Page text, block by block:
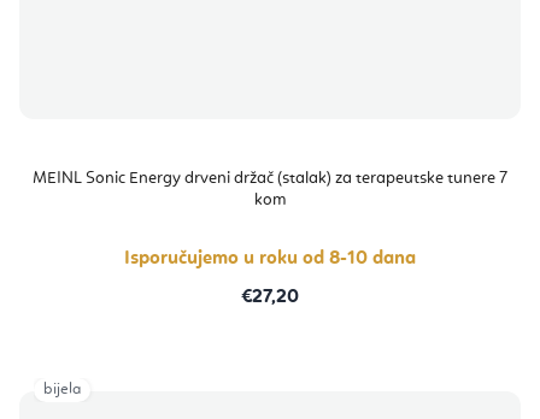
MEINL Sonic Energy drveni držač (stalak) za terapeutske tunere 7
kom
Isporučujemo u roku od 8-10 dana
€27,20
bijela